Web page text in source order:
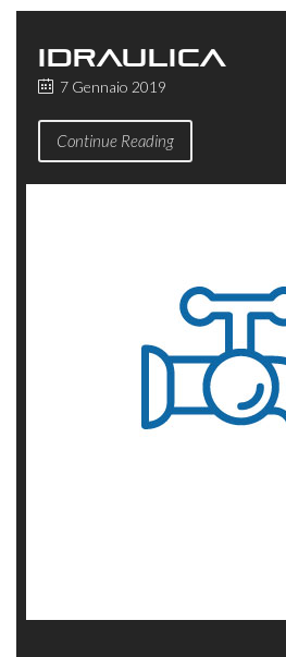
IDRAULICA
7 Gennaio 2019
Continue Reading